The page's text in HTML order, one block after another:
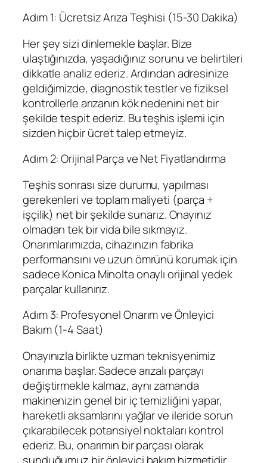
Adım 1: Ücretsiz Arıza Teşhisi (15-30 Dakika)
Her şey sizi dinlemekle başlar. Bize
ulaştığınızda, yaşadığınız sorunu ve belirtileri
dikkatle analiz ederiz. Ardından adresinize
geldiğimizde, diagnostik testler ve fiziksel
kontrollerle arızanın kök nedenini net bir
şekilde tespit ederiz. Bu teşhis işlemi için
sizden hiçbir ücret talep etmeyiz.
Adım 2: Orijinal Parça ve Net Fiyatlandırma
Teşhis sonrası size durumu, yapılması
gerekenleri ve toplam maliyeti (parça +
işçilik) net bir şekilde sunarız. Onayınız
olmadan tek bir vida bile sıkmayız.
Onarımlarımızda, cihazınızın fabrika
performansını ve uzun ömrünü korumak için
sadece Konica Minolta onaylı orijinal yedek
parçalar kullanırız.
Adım 3: Profesyonel Onarım ve Önleyici
Bakım (1-4 Saat)
Onayınızla birlikte uzman teknisyenimiz
onarıma başlar. Sadece arızalı parçayı
değiştirmekle kalmaz, aynı zamanda
makinenizin genel bir iç temizliğini yapar,
hareketli aksamlarını yağlar ve ileride sorun
çıkarabilecek potansiyel noktaları kontrol
ederiz. Bu, onarımın bir parçası olarak
sunduğumuz bir önleyici bakım hizmetidir.